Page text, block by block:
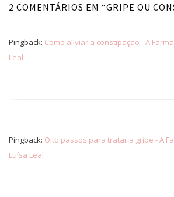
2 COMENTÁRIOS EM “GRIPE OU
Pingback: Como aliviar a constipação - A
Leal
Pingback: Oito passos para tratar a gripe - A
Luísa Leal